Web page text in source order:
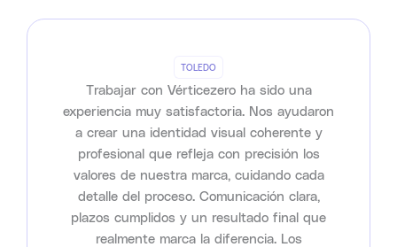
TOLEDO
Trabajar con Vérticezero ha sido una
experiencia muy satisfactoria. Nos ayudaron
a crear una identidad visual coherente y
profesional que refleja con precisión los
valores de nuestra marca, cuidando cada
detalle del proceso. Comunicación clara,
plazos cumplidos y un resultado final que
realmente marca la diferencia. Los